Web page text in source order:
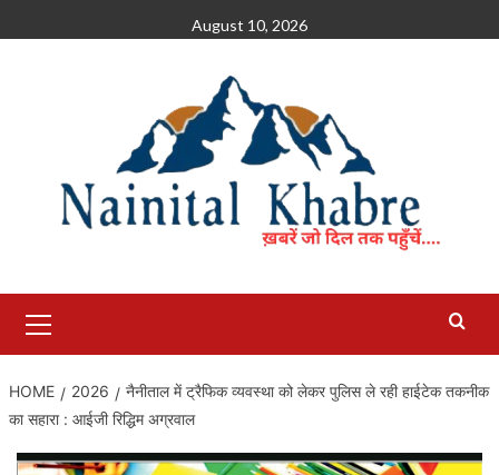
to
August 10, 2026
Menu
HOME 2026
नैनीताल में ट्रैफिक व्यवस्था को लेकर पुलिस ले रही हाईटेक तकनीक
का सहारा : आईजी रिद्धिम अग्रवाल